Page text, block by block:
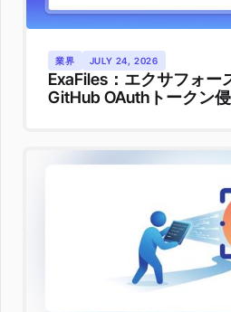
業界 JULY 24, 2026
ExaFiles：エクサフォー
GitHub OAuthトークン